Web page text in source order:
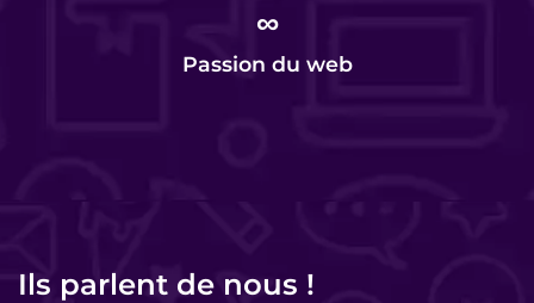
∞
Passion du web
Ils parlent de nous !